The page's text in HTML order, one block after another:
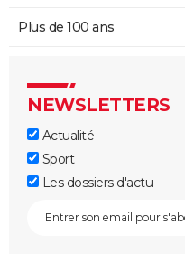
Plus de 100 ans
NEWSLETTERS
Actualité
Sport
Les dossiers d'actu